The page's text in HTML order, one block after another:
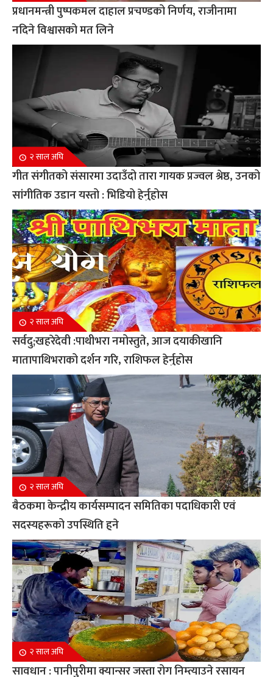
प्रधानमन्त्री पुष्पकमल दाहाल प्रचण्डको निर्णय, राजीनामा
नदिने विश्वासको मत लिने
२ साल अघि
गीत संगीतको संसारमा उदाउँदो तारा गायक प्रज्वल श्रेष्ठ, उनको
सांगीतिक उडान यस्तो : भिडियो हेर्नुहोस
२ साल अघि
सर्वदु;खहरेदेवी :पाथीभरा नमोस्तुते, आज दयाकीखानि
मातापाथिभराको दर्शन गरि, राशिफल हेर्नुहोस
२ साल अघि
बैठकमा केन्द्रीय कार्यसम्पादन समितिका पदाधिकारी एवं
सदस्यहरूको उपस्थिति हुने
२ साल अघि
सावधान : पानीपुरीमा क्यान्सर जस्ता रोग निम्त्याउने रसायन